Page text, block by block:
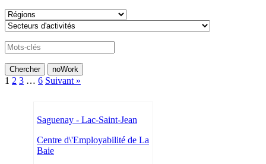
1 2 3 … 6 Suivant »
Saguenay - Lac-Saint-Jean
Centre d\'Employabilité de La
Baie